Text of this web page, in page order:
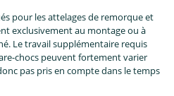
pour les attelages de remorque et
exclusivement au montage ou à
Le travail supplémentaire requis
chocs peuvent fortement varier
pas pris en compte dans le temps